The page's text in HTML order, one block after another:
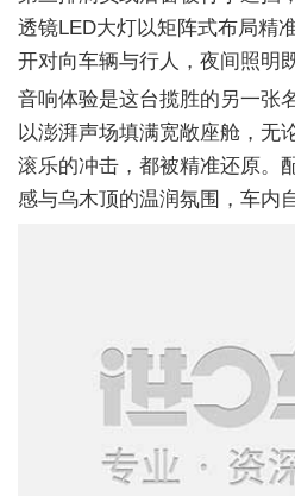
透镜LED大灯以矩阵式布局精
开对向车辆与行人，夜间照明
音响体验是这台揽胜的另一张
以澎湃声场填满宽敞座舱，无
滚乐的冲击，都被精准还原。
感与乌木顶的温润氛围，车内